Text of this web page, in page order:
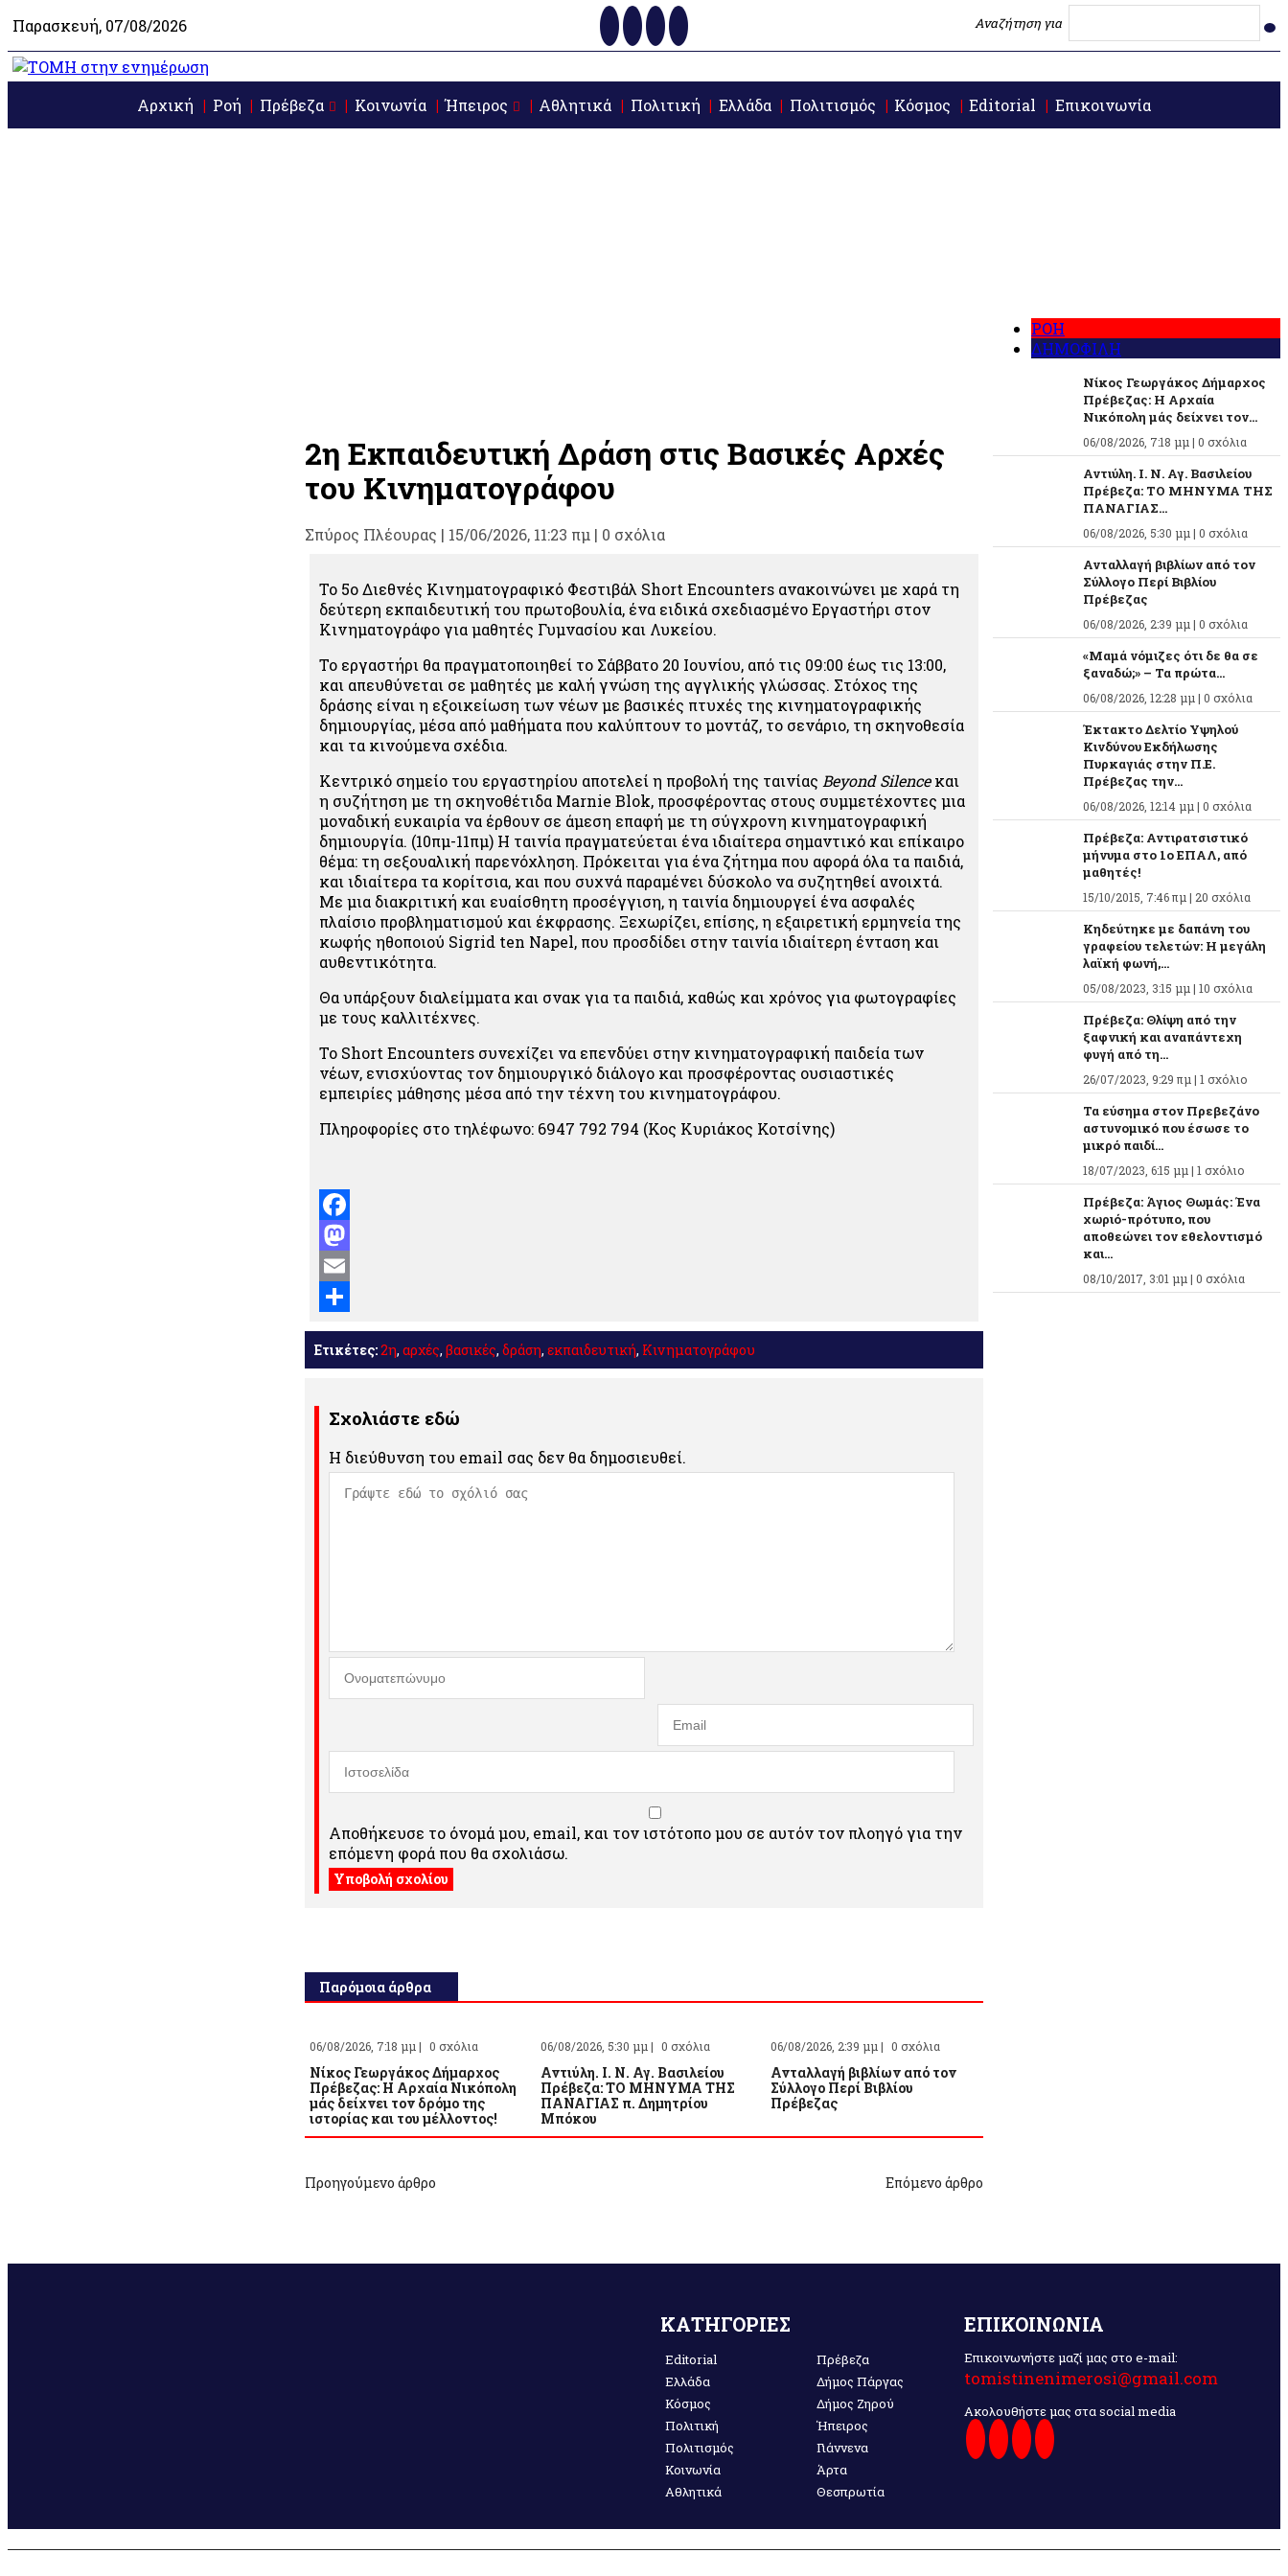
Παρασκευή, 07/08/2026 Αναζήτηση για
Αρχική Ροή Πρέβεζα Κοινωνία Ήπειρος Αθλητικά Πολιτική Ελλάδα Πολιτισμός Κόσμος Editorial Επικοινωνία
2η Εκπαιδευτική Δράση στις Βασικές Αρχές
του Κινηματογράφου
Σπύρος Πλέουρας | 15/06/2026, 11:23 πμ | 0 σχόλια
Το 5ο Διεθνές Κινηματογραφικό Φεστιβάλ Short Encounters ανακοινώνει με χαρά τη
δεύτερη εκπαιδευτική του πρωτοβουλία, ένα ειδικά σχεδιασμένο Εργαστήρι στον
Κινηματογράφο για μαθητές Γυμνασίου και Λυκείου.
Το εργαστήρι θα πραγματοποιηθεί το Σάββατο 20 Ιουνίου, από τις 09:00 έως τις 13:00,
και απευθύνεται σε μαθητές με καλή γνώση της αγγλικής γλώσσας. Στόχος της
δράσης είναι η εξοικείωση των νέων με βασικές πτυχές της κινηματογραφικής
δημιουργίας, μέσα από μαθήματα που καλύπτουν το μοντάζ, το σενάριο, τη σκηνοθεσία
και τα κινούμενα σχέδια.
Κεντρικό σημείο του εργαστηρίου αποτελεί η προβολή της ταινίας Beyond Silenceκαι
η συζήτηση με τη σκηνοθέτιδα Marnie Blok, προσφέροντας στους συμμετέχοντες μια
μοναδική ευκαιρία να έρθουν σε άμεση επαφή με τη σύγχρονη κινηματογραφική
δημιουργία. (10πμ-11πμ) Η ταινία πραγματεύεται ένα ιδιαίτερα σημαντικό και επίκαιρο
θέμα: τη σεξουαλική παρενόχληση. Πρόκειται για ένα ζήτημα που αφορά όλα τα παιδιά,
και ιδιαίτερα τα κορίτσια, και που συχνά παραμένει δύσκολο να συζητηθεί ανοιχτά.
Με μια διακριτική και ευαίσθητη προσέγγιση, η ταινία δημιουργεί ένα ασφαλές
πλαίσιο προβληματισμού και έκφρασης. Ξεχωρίζει, επίσης, η εξαιρετική ερμηνεία της
κωφής ηθοποιού Sigrid ten Napel, που προσδίδει στην ταινία ιδιαίτερη ένταση και
αυθεντικότητα.
Θα υπάρξουν διαλείμματα και σνακ για τα παιδιά, καθώς και χρόνος για φωτογραφίες
με τους καλλιτέχνες.
Το Short Encounters συνεχίζει να επενδύει στην κινηματογραφική παιδεία των
νέων, ενισχύοντας τον δημιουργικό διάλογο και προσφέροντας ουσιαστικές
εμπειρίες μάθησης μέσα από την τέχνη του κινηματογράφου.
Πληροφορίες στο τηλέφωνο: 6947 792 794 (Κος Κυριάκος Κοτσίνης)
Facebook
Mastodon
Email
Μοιραστείτε
Ετικέτες:2η, αρχές, βασικές, δράση, εκπαιδευτική, Κινηματογράφου
Σχολιάστε εδώ
Η διεύθυνση του email σας δεν θα δημοσιευθεί.
Αποθήκευσε το όνομά μου, email, και τον ιστότοπο μου σε αυτόν τον πλοηγό για την
επόμενη φορά που θα σχολιάσω.
Παρόμοια άρθρα
06/08/2026, 7:18 μμ | 0 σχόλια
Νίκος Γεωργάκος Δήμαρχος
Πρέβεζας: Η Αρχαία Νικόπολη
μάς δείχνει τον δρόμο της
ιστορίας και του μέλλοντος!
06/08/2026, 5:30 μμ | 0 σχόλια
Αντιύλη. Ι. Ν. Αγ. Βασιλείου
Πρέβεζα: ΤΟ ΜΗΝΥΜΑ ΤΗΣ
ΠΑΝΑΓΙΑΣ π. Δημητρίου
Μπόκου
06/08/2026, 2:39 μμ | 0 σχόλια
Ανταλλαγή βιβλίων από τον
Σύλλογο Περί Βιβλίου
Πρέβεζας
Προηγούμενο άρθρο Επόμενο άρθρο
ΡΟΗ
ΔΗΜΟΦΙΛΗ
Νίκος Γεωργάκος Δήμαρχος
Πρέβεζας: Η Αρχαία
Νικόπολη μάς δείχνει τον...
06/08/2026, 7:18 μμ | 0 σχόλια
Αντιύλη. Ι. Ν. Αγ. Βασιλείου
Πρέβεζα: ΤΟ ΜΗΝΥΜΑ ΤΗΣ
ΠΑΝΑΓΙΑΣ...
06/08/2026, 5:30 μμ | 0 σχόλια
Ανταλλαγή βιβλίων από τον
Σύλλογο Περί Βιβλίου
Πρέβεζας
06/08/2026, 2:39 μμ | 0 σχόλια
«Μαμά νόμιζες ότι δε θα σε
ξαναδώ;» – Τα πρώτα...
06/08/2026, 12:28 μμ | 0 σχόλια
Έκτακτο Δελτίο Υψηλού
Κινδύνου Εκδήλωσης
Πυρκαγιάς στην Π.Ε.
Πρέβεζας την...
06/08/2026, 12:14 μμ | 0 σχόλια
Πρέβεζα: Αντιρατσιστικό
μήνυμα στο 1ο ΕΠΑΛ, από
μαθητές!
15/10/2015, 7:46 πμ | 20 σχόλια
Κηδεύτηκε με δαπάνη του
γραφείου τελετών: Η μεγάλη
λαϊκή φωνή,...
05/08/2023, 3:15 μμ | 10 σχόλια
Πρέβεζα: Θλίψη από την
ξαφνική και αναπάντεχη
φυγή από τη...
26/07/2023, 9:29 πμ | 1 σχόλιο
Τα εύσημα στον Πρεβεζάνο
αστυνομικό που έσωσε το
μικρό παιδί...
18/07/2023, 6:15 μμ | 1 σχόλιο
Πρέβεζα: Άγιος Θωμάς: Ένα
χωριό-πρότυπο, που
αποθεώνει τον εθελοντισμό
και...
08/10/2017, 3:01 μμ | 0 σχόλια
ΚΑΤΗΓΟΡΙΕΣ
Editorial
Ελλάδα
Κόσμος
Πολιτική
Πολιτισμός
Κοινωνία
Αθλητικά
Πρέβεζα
Δήμος Πάργας
Δήμος Ζηρού
Ήπειρος
Γιάννενα
Άρτα
Θεσπρωτία
ΕΠΙΚΟΙΝΩΝΙΑ
Επικοινωνήστε μαζί μας στο e-mail:
tomistinenimerosi@gmail.com
Ακολουθήστε μας στα social media